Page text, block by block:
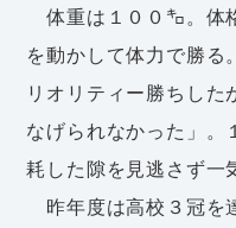
体重は１００㌔。体
を動かして体力で勝る
リオリティー勝ちし
なげられなかった」
耗した隙を見逃さず一
昨年度は高校３冠を